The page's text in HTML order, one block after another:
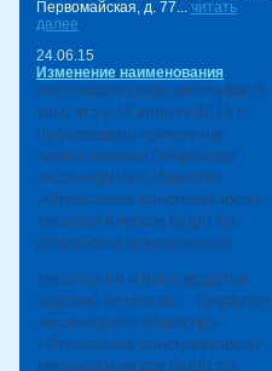
Первомайская, д. 77... читать
далее
24.06.15
Изменение наименования
Настоящим уведомляем Вас о
том, что с 28 апреля 2015 г.
произведено изменение
наименования Открытого
акционерного общества
«Отраслевое конструкторско-
технологическое бюро по
разработке современных
технологий и производства
изделий из стекла». Открытое
акционерное общество
«Отраслевое конструкторско-
технологическое бюро по